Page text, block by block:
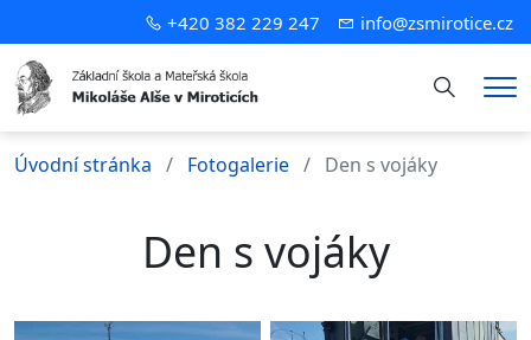
+420 382 229 247 info@zsmirotice.cz
Hledání
Úvodní stránka Fotogalerie Den s vojáky
Den s vojáky